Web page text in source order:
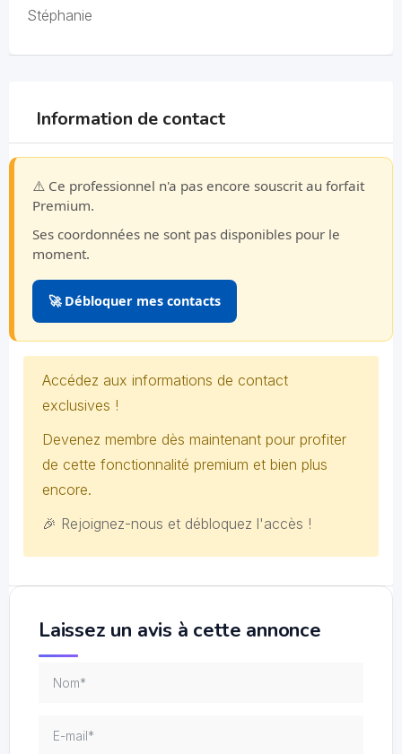
Stéphanie
Information de contact
⚠️ Ce professionnel n'a pas encore souscrit au forfait
Premium.
Ses coordonnées ne sont pas disponibles pour le
moment.
🚀 Débloquer mes contacts
Accédez aux informations de contact
exclusives !
Devenez membre dès maintenant pour profiter
de cette fonctionnalité premium et bien plus
encore.
🎉 Rejoignez-nous et débloquez l'accès !
Laissez un avis à cette annonce